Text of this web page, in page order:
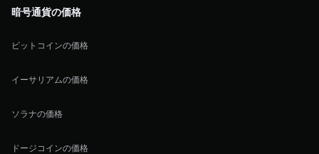
暗号通貨の価格
ビットコインの価格
イーサリアムの価格
ソラナの価格
ドージコインの価格